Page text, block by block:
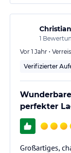
1
Vor 1 Jahr •
Verifizierter
perfekter
Großartiges,